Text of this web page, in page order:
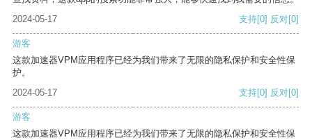
2024-05-17
支持[0] 反对[0]
游客
这款加速器VPM应用程序已经为我们带来了无限的隐私保护和安全性保
护。
2024-05-17
支持[0] 反对[0]
游客
这款加速器VPM应用程序已经为我们带来了无限的隐私保护和安全性保